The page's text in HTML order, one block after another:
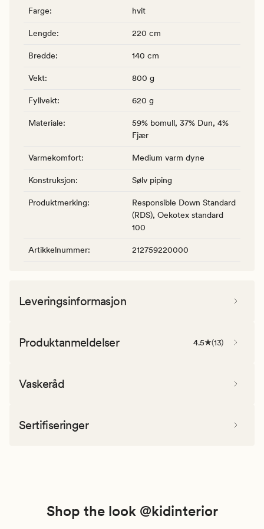
Farge: hvit
Lengde: 220 cm
Bredde: 140 cm
Vekt: 800 g
Fyllvekt: 620 g
Materiale:
59% bomull, 37% Dun, 4%
Fjær
Varmekomfort: Medium varm dyne
Konstruksjon: Sølv piping
Produktmerking:
Responsible Down Standard
(RDS), Oekotex standard
100
Artikkelnummer: 212759220000
Leveringsinformasjon
Produktanmeldelser 4.5 (13)
Vaskeråd
Sertifiseringer
Shop the look @kidinterior